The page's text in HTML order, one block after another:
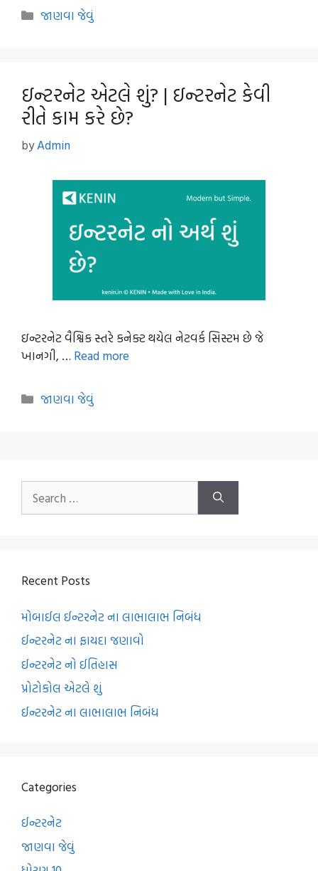
Categories
જાણવા જેવું
ઇન્ટરનેટ એટલે શું? | ઇન્ટરનેટ કેવી
રીતે કામ કરે છે?
byAdmin
ઇન્ટરનેટ વૈશ્વિક સ્તરે કનેક્ટ થયેલ નેટવર્ક સિસ્ટમ છે જે
ખાનગી, … Read more
Categories
જાણવા જેવું
Search
for:
Recent Posts
મોબાઈલ ઈન્ટરનેટ ના લાભાલાભ નિબંધ
ઈન્ટરનેટ ના ફાયદા જણાવો
ઈન્ટરનેટ નો ઈતિહાસ
પ્રોટોકોલ એટલે શું
ઈન્ટરનેટ ના લાભાલાભ નિબંધ
Categories
ઈન્ટરનેટ
જાણવા જેવું